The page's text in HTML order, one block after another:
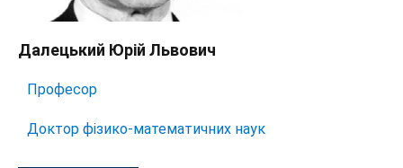
Далецький Юрій Львович
Професор
Доктор фізико-математичних наук